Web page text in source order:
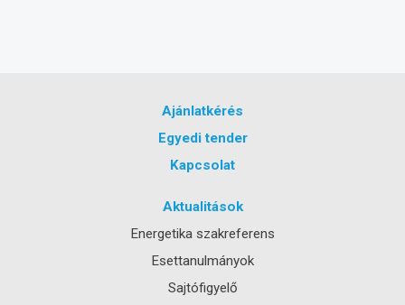
Ajánlatkérés
Egyedi tender
Kapcsolat
Aktualitások
Energetika szakreferens
Esettanulmányok
Sajtófigyelő